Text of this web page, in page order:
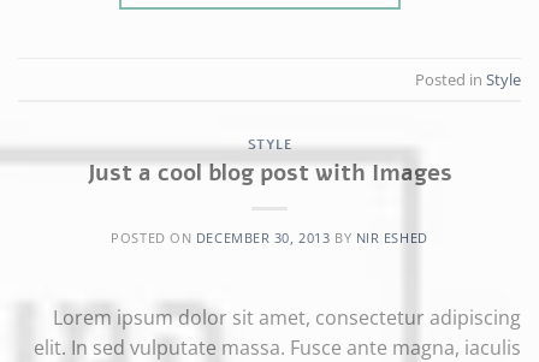
Posted in Style
STYLE
Just a cool blog post with Images
POSTED ON DECEMBER 30, 2013 BY NIR ESHED
Lorem ipsum dolor sit amet, consectetur adipiscing
elit. In sed vulputate massa. Fusce ante magna, iaculis